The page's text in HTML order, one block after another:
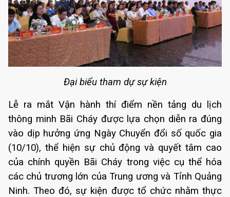
Đại biểu tham dự sự kiện
Lễ ra mắt Vận hành thí điểm nền tảng du lịch
thông minh Bãi Cháy được lựa chọn diễn ra đúng
vào dịp hưởng ứng Ngày Chuyển đổi số quốc gia
(10/10), thể hiện sự chủ động và quyết tâm cao
của chính quyền Bãi Cháy trong việc cụ thể hóa
các chủ trương lớn của Trung ương và Tỉnh Quảng
Ninh. Theo đó, sự kiện được tổ chức nhằm thực